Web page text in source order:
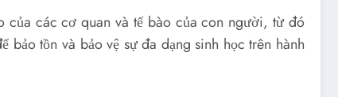
của các cơ quan và tế bào của con người, từ đó
tồn và bảo vệ sự đa dạng sinh học trên hành